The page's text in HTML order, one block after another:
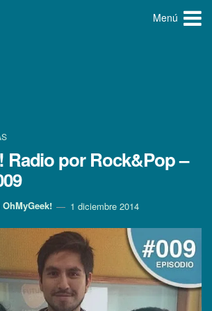
Menú
Radio por Rock&Pop –
1 diciembre 2014